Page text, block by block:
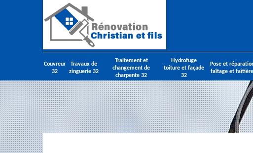
Couvreur
32
Travaux de
zinguerie 32
Traitement et
changement de
charpente 32
Hydrofuge
toiture et façade
32
Pose et
faîtage et